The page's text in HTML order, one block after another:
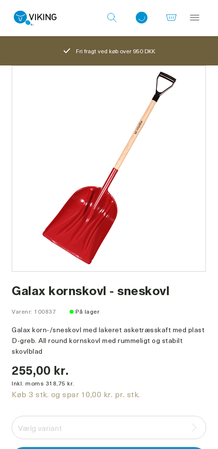
Fri fragt ved køb over 950 DKK
Galax kornskovl - sneskovl
Varenr: 100837 På lager
Galax korn-/sneskovl med lakeret asketræsskaft med plast
D-greb. All round kornskovl med rummeligt og stabilt
skovlblad
255,00 kr.
Inkl. moms 318,75 kr.
Køb 3 stk. og spar 10,00 kr. pr. stk.
Vælg variant